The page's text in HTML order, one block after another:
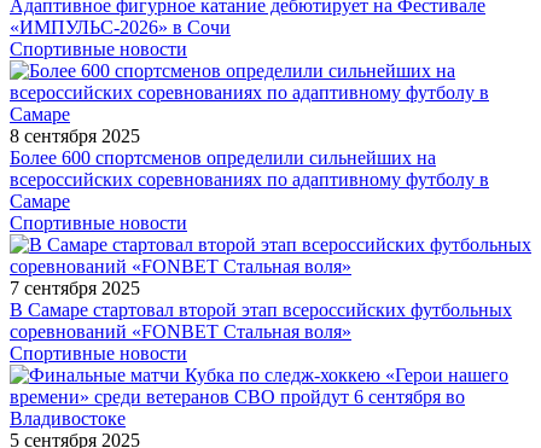
Адаптивное фигурное катание дебютирует на Фестивале
«ИМПУЛЬС-2026» в Сочи
Спортивные новости
8 сентября 2025
Более 600 спортсменов определили сильнейших на
всероссийских соревнованиях по адаптивному футболу в
Самаре
Спортивные новости
7 сентября 2025
В Самаре стартовал второй этап всероссийских футбольных
соревнований «FONBET Стальная воля»
Спортивные новости
5 сентября 2025